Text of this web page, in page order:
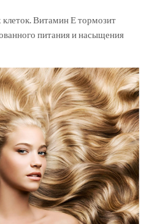
Витамин Е тормозит
питания и насыщения